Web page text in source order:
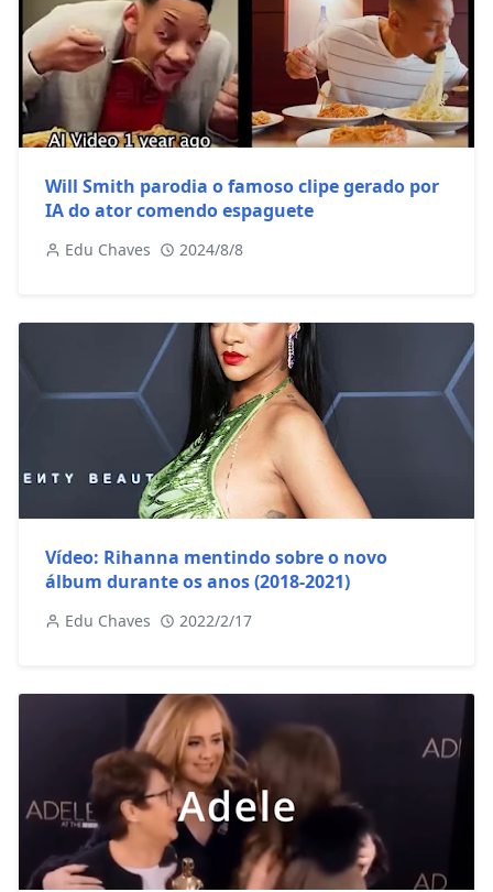
Will Smith parodia o famoso clipe gerado por
IA do ator comendo espaguete
Edu Chaves 2024/8/8
Vídeo: Rihanna mentindo sobre o novo
álbum durante os anos (2018-2021)
Edu Chaves 2022/2/17